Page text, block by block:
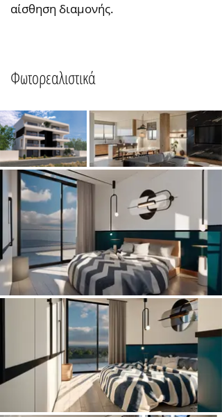
αίσθηση διαμονής.
Φωτορεαλιστικά